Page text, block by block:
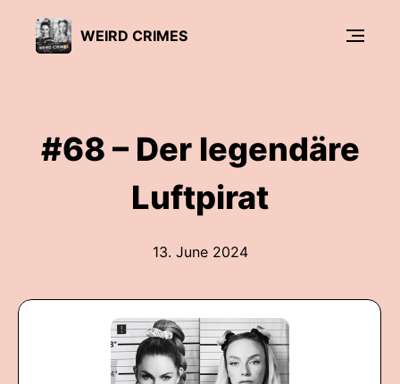
WEIRD CRIMES
#68 – Der legendäre
Luftpirat
13. June 2024